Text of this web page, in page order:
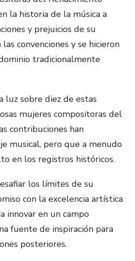
la historia de la música a
y prejuicios de su
convenciones y se hicieron
tradicionalmente
luz sobre diez de estas
mujeres compositoras del
contribuciones han
musical, pero que a menudo
en los registros históricos.
los límites de su
con la excelencia artística
innovar en un campo
fuente de inspiración para
posteriores.